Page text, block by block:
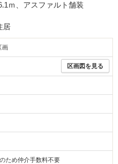
ｍ、アスファルト舗装
居
画
区画図を見る
ため仲介手数料不要